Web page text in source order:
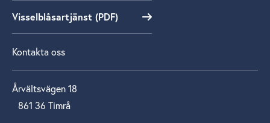
Visselblåsartjänst (PDF)
Kontakta oss
Årvältsvägen 18
861 36 Timrå